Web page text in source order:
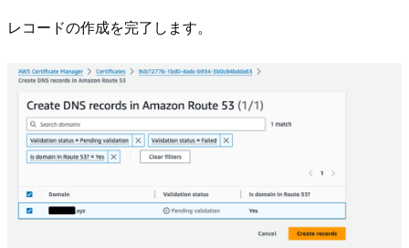
レコードの作成を完了します。